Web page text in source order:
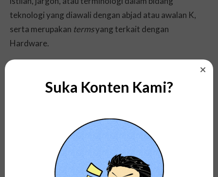
teknologi yang diawali dengan abjad atau awalan K,
serta merupakan termsyang terkait dengan
Hardware.
Arti
Keyboard, Video, Mouse
(KVM)dalam Kamus
Terjemahan Bahasa Inggris,
Indonesia (Termasuk Jawa
dan Sunda), dan Malaysia
Suka Konten Kami?